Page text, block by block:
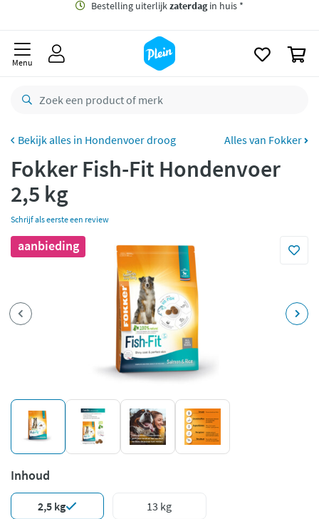
Gratis bezorging vanaf 35,- *
Bestelling uiterlijkzaterdag
retourneren
CO2 neutraal
Betaal met Klarna
Menu
Hondenvoer droog Alles van Fokker
Fokker Fish-Fit Hondenvoer
2,5 kg
Schrijf als eerste een review
aanbieding
Inhoud
2,5 kg 13 kg